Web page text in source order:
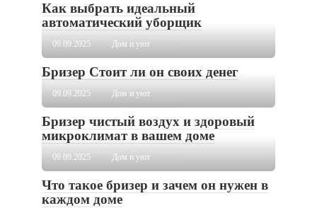
Как выбрать идеальный
автоматический уборщик
09.09.2025 Дом и уют
Бризер Стоит ли он своих денег
09.09.2025 Дом и уют
Бризер чистый воздух и здоровый
микроклимат в вашем доме
09.09.2025 Дом и уют
Что такое бризер и зачем он нужен в
каждом доме